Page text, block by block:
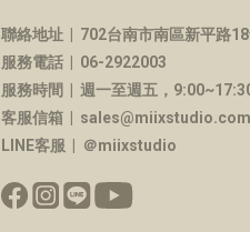
聯絡地址 | 702台南市南區新平路
服務電話 | 06-2922003
服務時間 | 週一至週五，
客服信箱 | sales@miixstudio.com
LINE客服 | ＠miixstudio